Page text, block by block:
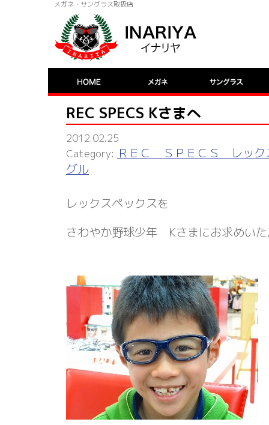
メガネ・サングラス取扱店
REC SPECS Kさまへ
2012.02.25
ＲＥＣ ＳＰＥＣＳ レッ
グル
レックスペックスを
さわやか野球少年 Kさまにお求めい